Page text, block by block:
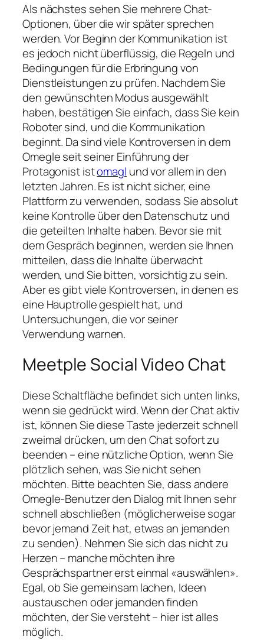
Als nächstes sehen Sie mehrere Chat-
Optionen, über die wir später sprechen
werden. Vor Beginn der Kommunikation ist
es jedoch nicht überflüssig, die Regeln und
Bedingungen für die Erbringung von
Dienstleistungen zu prüfen. Nachdem Sie
den gewünschten Modus ausgewählt
haben, bestätigen Sie einfach, dass Sie kein
Roboter sind, und die Kommunikation
beginnt. Da sind viele Kontroversen in dem
Omegle seit seiner Einführung der
Protagonist istomagl und vor allem in den
letzten Jahren. Es ist nicht sicher, eine
Plattform zu verwenden, sodass Sie absolut
keine Kontrolle über den Datenschutz und
die geteilten Inhalte haben. Bevor sie mit
dem Gespräch beginnen, werden sie Ihnen
mitteilen, dass die Inhalte überwacht
werden, und Sie bitten, vorsichtig zu sein.
Aber es gibt viele Kontroversen, in denen es
eine Hauptrolle gespielt hat, und
Untersuchungen, die vor seiner
Verwendung warnen.
Meetple Social Video Chat
Diese Schaltfläche befindet sich unten links,
wenn sie gedrückt wird. Wenn der Chat aktiv
ist, können Sie diese Taste jederzeit schnell
zweimal drücken, um den Chat sofort zu
beenden – eine nützliche Option, wenn Sie
plötzlich sehen, was Sie nicht sehen
möchten. Bitte beachten Sie, dass andere
Omegle-Benutzer den Dialog mit Ihnen sehr
schnell abschließen (möglicherweise sogar
bevor jemand Zeit hat, etwas an jemanden
zu senden). Nehmen Sie sich das nicht zu
Herzen – manche möchten ihre
Gesprächspartner erst einmal «auswählen».
Egal, ob Sie gemeinsam lachen, Ideen
austauschen oder jemanden finden
möchten, der Sie versteht – hier ist alles
möglich.